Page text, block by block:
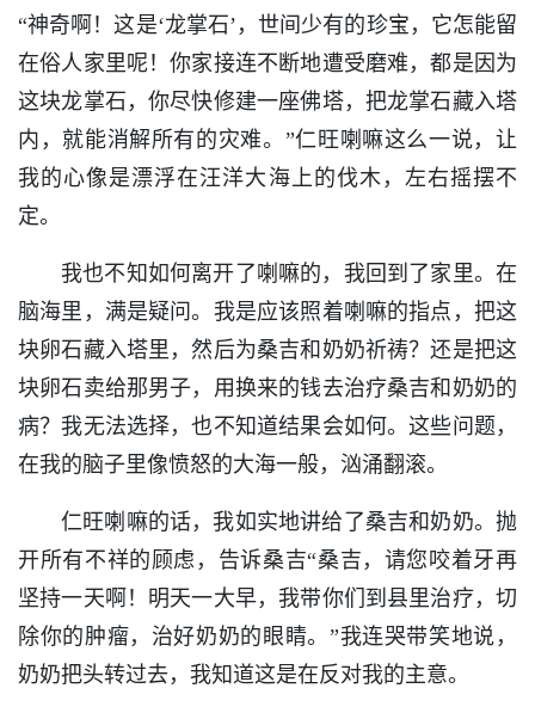
“神奇啊！这是‘龙掌石’，世间少有的珍宝，它怎能留
在俗人家里呢！你家接连不断地遭受磨难，都是因为
这块龙掌石，你尽快修建一座佛塔，把龙掌石藏入塔
内，就能消解所有的灾难。”仁旺喇嘛这么一说，让
我的心像是漂浮在汪洋大海上的伐木，左右摇摆不
定。
我也不知如何离开了喇嘛的，我回到了家里。在
脑海里，满是疑问。我是应该照着喇嘛的指点，把这
块卵石藏入塔里，然后为桑吉和奶奶祈祷？还是把这
块卵石卖给那男子，用换来的钱去治疗桑吉和奶奶的
病？我无法选择，也不知道结果会如何。这些问题，
在我的脑子里像愤怒的大海一般，汹涌翻滚。
仁旺喇嘛的话，我如实地讲给了桑吉和奶奶。抛
开所有不祥的顾虑，告诉桑吉“桑吉，请您咬着牙再
坚持一天啊！明天一大早，我带你们到县里治疗，切
除你的肿瘤，治好奶奶的眼睛。”我连哭带笑地说，
奶奶把头转过去，我知道这是在反对我的主意。